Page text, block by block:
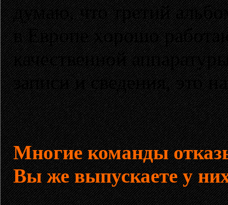
думаю, что третий
в Европе хорошо
качественной
записи и сведения, это
Многие команды
Вы же выпускаете у